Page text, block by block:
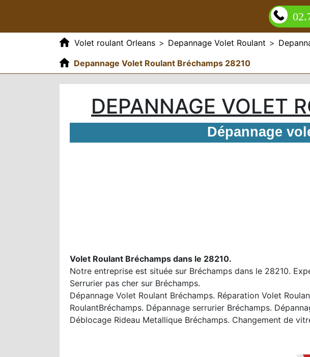
Volet roulant Orleans > Depannage Volet Roulant >
Depannage Volet Roulant Bréchamps 28210
DEPANNAGE VOLET
Dépannage
Volet Roulant Bréchamps dans le 28210.
Notre entreprise est située sur Bréchamps dans le 28210.
Serrurier pas cher sur Bréchamps.
Dépannage Volet Roulant Bréchamps. Réparation Volet
RoulantBréchamps. Dépannage serrurier Bréchamps.
Déblocage Rideau Metallique Bréchamps. Changement de